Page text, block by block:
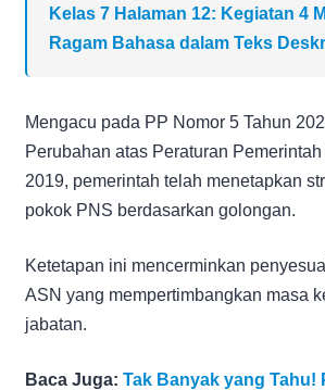
Kelas 7 Halaman 12: Kegiatan 4
Ragam Bahasa dalam Teks
Mengacu pada PP Nomor 5 Tahun
Perubahan atas Peraturan
2019, pemerintah telah menetapkan
pokok PNS berdasarkan golongan.
Ketetapan ini mencerminkan
ASN yang mempertimbangkan masa
jabatan.
Baca Juga: Tak Banyak yang Tahu!